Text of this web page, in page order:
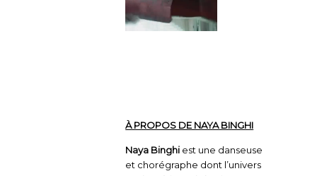
À PROPOS DE NAYA BINGHI
Naya Binghi est une danseuse
et chorégraphe dont l’univers